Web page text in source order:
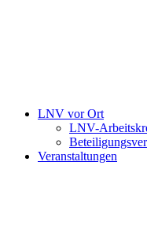
LNV vor Ort
LNV-
Veranstaltungen